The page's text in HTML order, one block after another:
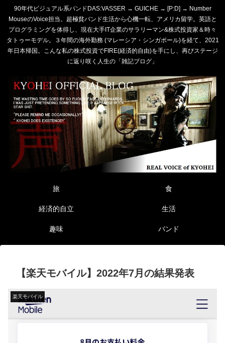
90年代ビジュアル系バンドDAS:VASSER → GUICHE → [P:D] → Number
MouseのVoice担当。超極貧バンド生活から心機一転、アメリカ留学。英語と
プログラミングを体得し、現在大手IT企業のサラリーマン&株式投資家＆時々
タトゥーモデル。３年間の海外勤務 (マレーシア・シンガポール)を経て、2021
年日本帰国。こんな私の株式投資でFIRE(経済的自由)を手にし、再びステージ
に返り咲く人生の「雑記ブログ」
旅 食
経済的自立 生活
趣味 バンド
【楽天モバイル】2022年7月の結果発表
楽天モバイル